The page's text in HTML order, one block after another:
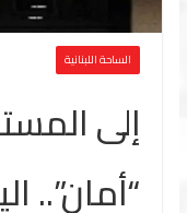
الساحة اللبنانية
إلى
“أمان”..